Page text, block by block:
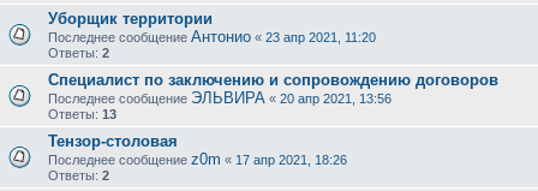
Уборщик территории
Последнее сообщение Антонио « 23 апр 2021, 11:20
Ответы: 2
Специалист по заключению и сопровождению договоров
Последнее сообщение ЭЛЬВИРА « 20 апр 2021, 13:56
Ответы: 13
Тензор-столовая
Последнее сообщение z0m « 17 апр 2021, 18:26
Ответы: 2